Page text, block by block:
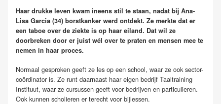
Haar drukke leven kwam ineens stil te staan, nadat bij Ana-
Lisa Garcia (34) borstkanker werd ontdekt. Ze merkte dat er
een taboe over de ziekte is op haar eiland. Dat wil ze
doorbreken door er juist wél over te praten en mensen mee te
nemen in haar proces.
Normaal gesproken geeft ze les op een school, waar ze ook sector-
coördinator is. Ze runt daarnaast haar eigen bedrijf Taaltraining
Instituut, waar ze cursussen geeft voor bedrijven en particulieren.
Ook kunnen scholieren er terecht voor bijlessen.